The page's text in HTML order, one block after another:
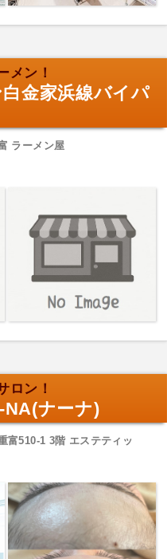
メン！
金家浜線バイパ
ラーメン屋
ロン！
ナーナ)
富510-1 3階 エステティッ